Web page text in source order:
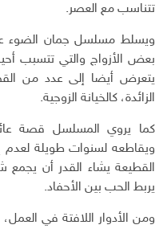
تتناسب مع العصر.
ويسلط مسلسل جمان الضوء على
بعض الأزواج والتي تتسبب
يتعرض أيضا إلى عدد من
الزائدة، كالخيانة الزوجية.
كما يروي المسلسل قصة
ويقاطعه لسنوات طويلة
القطيعة يشاء القدر أن يجمع
يربط الحب بين الأحفاد.
ومن الأدوار اللافتة في